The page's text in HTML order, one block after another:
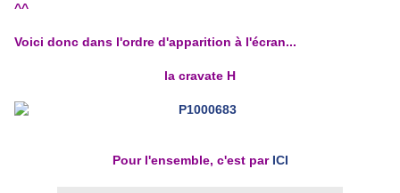
^^
Voici donc dans l'ordre d'apparition à l'écran...
la cravate H
Pour l'ensemble, c'est par ICI